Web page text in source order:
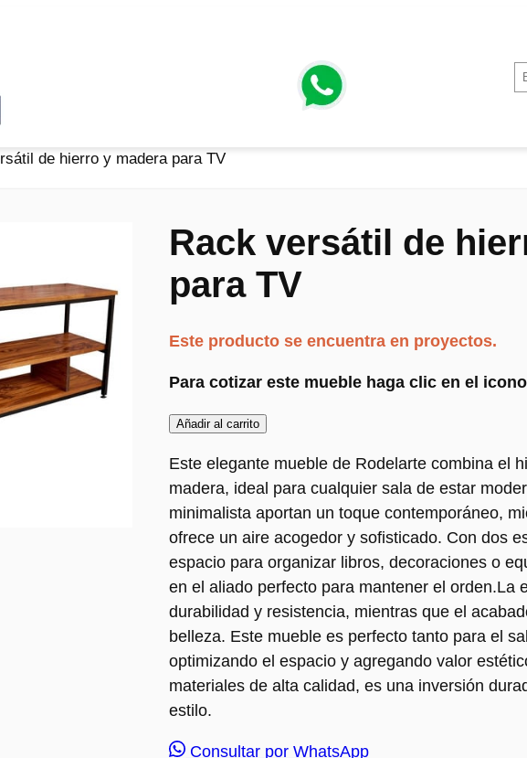
de hierro y madera para TV
Rack versátil de
para TV
Este producto se encuentra en proyectos.
Para cotizar este mueble haga clic en el
Añadir al carrito
Este elegante mueble de Rodelarte combina el
madera, ideal para cualquier sala de estar
minimalista aportan un toque contemporáneo,
ofrece un aire acogedor y sofisticado. Con dos
espacio para organizar libros, decoraciones o
en el aliado perfecto para mantener el orden.La
durabilidad y resistencia, mientras que el
belleza. Este mueble es perfecto tanto para el
optimizando el espacio y agregando valor
materiales de alta calidad, es una inversión
estilo.
Consultar por WhatsApp